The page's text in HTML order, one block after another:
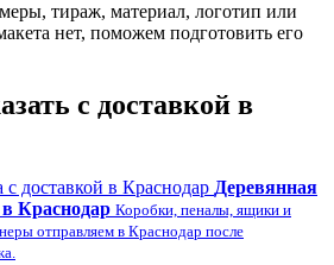
тираж, материал, логотип или
нет, поможем подготовить его
с доставкой в
Деревянная
в Краснодар Коробки, пеналы, ящики и
отправляем в Краснодар после